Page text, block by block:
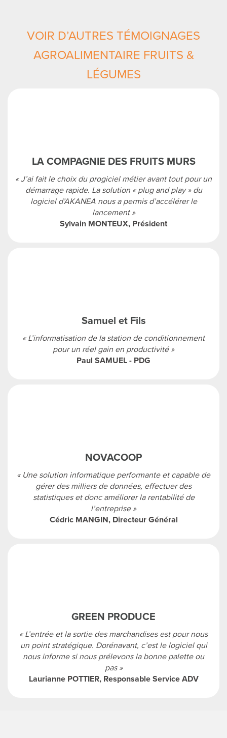
VOIR D’AUTRES TÉMOIGNAGES
AGROALIMENTAIRE FRUITS &
LÉGUMES
LA COMPAGNIE DES FRUITS MURS
« J’ai fait le choix du progiciel métier avant tout pour un
démarrage rapide. La solution « plug and play » du
logiciel d’AKANEA nous a permis d’accélérer le
lancement »
Sylvain MONTEUX, Président
Samuel et Fils
« L’informatisation de la station de conditionnement
pour un réel gain en productivité »
Paul SAMUEL - PDG
NOVACOOP
« Une solution informatique performante et capable de
gérer des milliers de données, effectuer des
statistiques et donc améliorer la rentabilité de
l’entreprise »
Cédric MANGIN, Directeur Général
GREEN PRODUCE
« L’entrée et la sortie des marchandises est pour nous
un point stratégique. Dorénavant, c’est le logiciel qui
nous informe si nous prélevons la bonne palette ou
pas »
Laurianne POTTIER, Responsable Service ADV